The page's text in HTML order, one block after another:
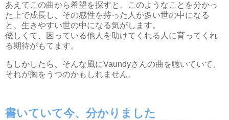
あえてこの曲から希望を探すと、このようなことを分かっ
た上で成長し、その感性を持った人が多い世の中になる
と、生きやすい世の中になる気がします。
優しくて、困っている他人を助けてくれる人に育ってくれ
る期待がもてます。
もしかしたら、そんな風にVaundyさんの曲を聴いていて、
それが胸をうつのかもしれません。
書いていて今、分かりました